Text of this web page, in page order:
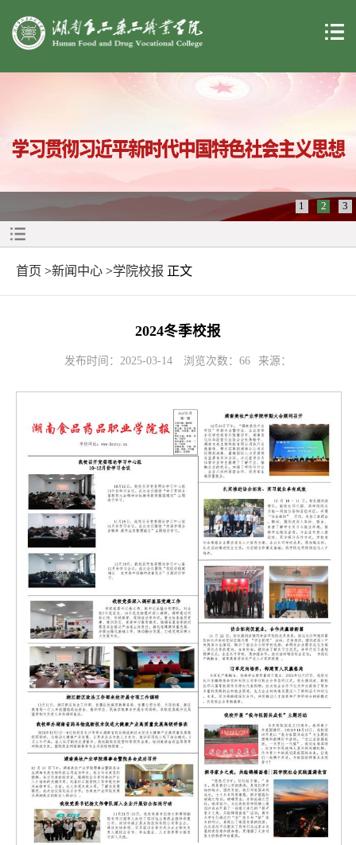
1 2 3
首页 >新闻中心 >学院校报 正文
2024冬季校报
发布时间：2025-03-14 浏览次数： 66 来源：